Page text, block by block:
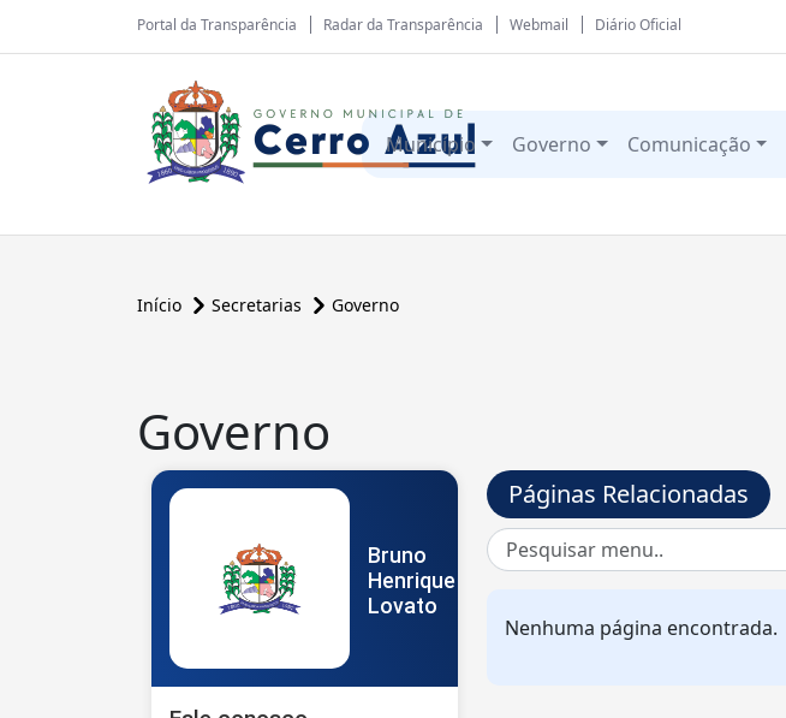
Portal da Transparência Radar da Transparência Webmail Diário Oficial
Município Governo Comunicação
Início Secretarias Governo
Governo
Bruno
Henrique
Lovato
Páginas Relacionadas
Nenhuma página encontrada.